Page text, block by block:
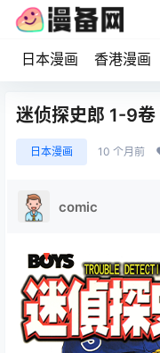
日本漫画 香港漫画
迷侦探史郎 1-9
日本漫画 10 个月前
comic